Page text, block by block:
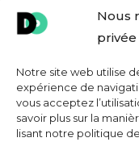
Nous
privée
Notre site web utilise
expérience de
vous acceptez
savoir plus sur la
lisant notre politique
CRÉER